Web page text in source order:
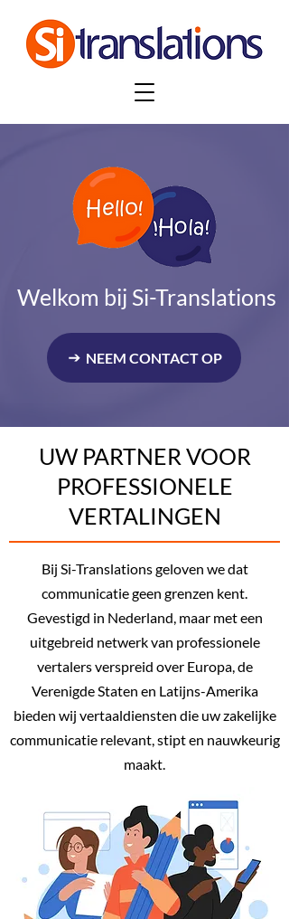
Welkom bij Si-Translations
NEEM CONTACT OP
UW PARTNER VOOR
PROFESSIONELE
VERTALINGEN
Bij Si-Translations geloven we dat
communicatie geen grenzen kent.
Gevestigd in Nederland, maar met een
uitgebreid netwerk van professionele
vertalers verspreid over Europa, de
Verenigde Staten en Latijns-Amerika
bieden wij vertaaldiensten die uw zakelijke
communicatie relevant, stipt en nauwkeurig
maakt.